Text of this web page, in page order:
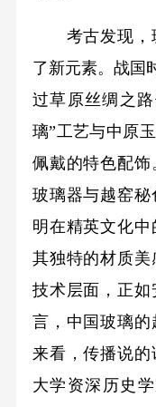
考古发现，玻
了新元素。战国
过草原丝绸之
璃”工艺与中原
佩戴的特色配
玻璃器与越窑
明在精英文化
其独特的材质美
技术层面，正
言，中国玻璃
来看，传播说
大学资深历史